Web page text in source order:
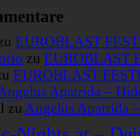
EUROBLAST
zu EUROBLAST
EUROBLAST
Apatrida –
zu Angelus Apatrida